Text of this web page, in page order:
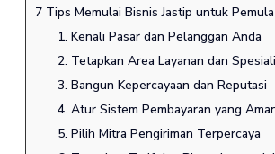
7 Tips Memulai Bisnis Jastip untuk Pemula
1. Kenali Pasar dan Pelanggan Anda
2. Tetapkan Area Layanan dan
3. Bangun Kepercayaan dan Reputasi
4. Atur Sistem Pembayaran yang
5. Pilih Mitra Pengiriman Terpercaya